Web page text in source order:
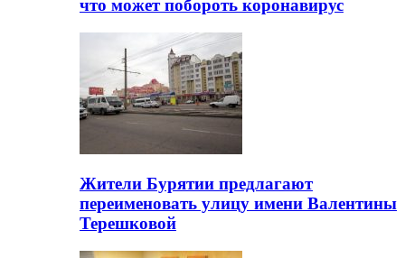
что может побороть коронавирус
Жители Бурятии предлагают
переименовать улицу имени Валентины
Терешковой